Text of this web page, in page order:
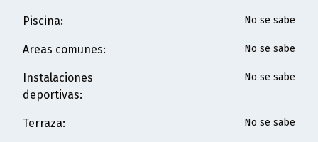
Piscina: No se sabe
Areas comunes: No se sabe
Instalaciones
deportivas:
No se sabe
Terraza: No se sabe